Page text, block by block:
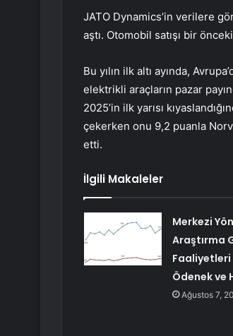
JATO Dynamics’in verilere
aştı. Otomobil satışı bir
Bu yılın ilk altı ayında,
elektrikli araçların pazar
2025’in ilk yarısı
çekerken onu 9,2 puanla
etti.
İlgili Makaleler
Merkezi
Araştırma
Faaliyetleri
Ödenek ve
Ağustos 7,